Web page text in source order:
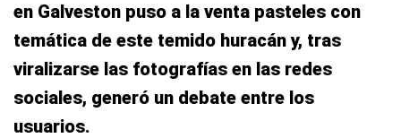
en Galveston puso a la venta pasteles con
temática de este temido huracán y, tras
viralizarse las fotografías en las redes
sociales, generó un debate entre los
usuarios.